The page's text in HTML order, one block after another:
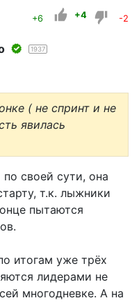
+6 +4 -2
1937
( не спринт и не
явилась
по своей сути, она
т.к. лыжники
пытаются
итогам уже трёх
лидерами не
многодневке. А на